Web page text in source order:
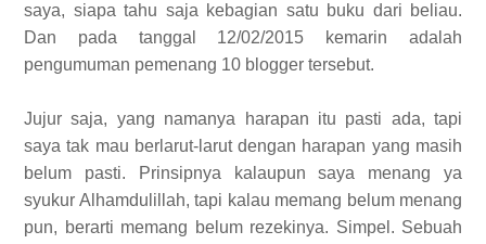
saya, siapa tahu saja kebagian satu buku dari beliau.
Dan pada tanggal 12/02/2015 kemarin adalah
pengumuman pemenang 10 blogger tersebut.
Jujur saja, yang namanya harapan itu pasti ada, tapi
saya tak mau berlarut-larut dengan harapan yang masih
belum pasti. Prinsipnya kalaupun saya menang ya
syukur Alhamdulillah, tapi kalau memang belum menang
pun, berarti memang belum rezekinya. Simpel. Sebuah